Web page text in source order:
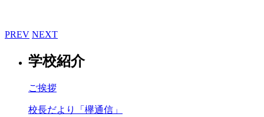
PREV NEXT
学校紹介
ご挨拶
校長だより「欅通信」